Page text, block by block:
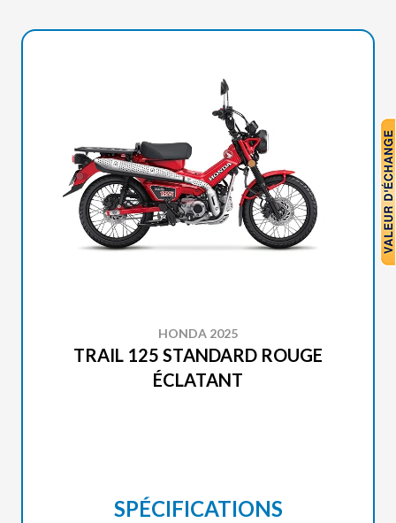
HONDA 2025
TRAIL 125 STANDARD ROUGE
ÉCLATANT
SPÉCIFICATIONS